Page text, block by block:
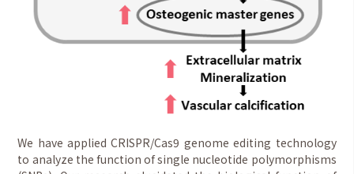
We have applied CRISPR/Cas9 genome editing technology
to analyze the function of single nucleotide polymorphisms